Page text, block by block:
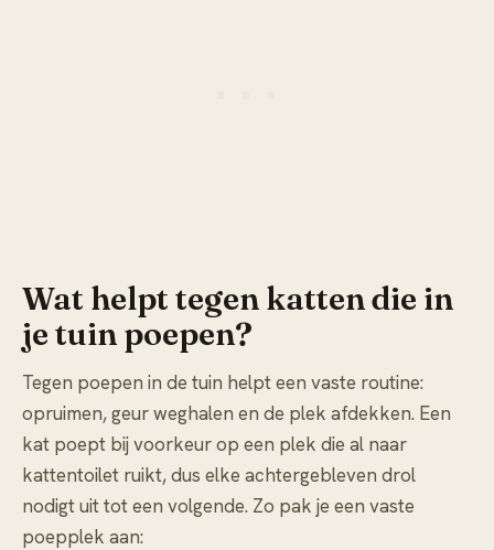
Wat helpt tegen katten die in
je tuin poepen?
Tegen poepen in de tuin helpt een vaste routine:
opruimen, geur weghalen en de plek afdekken. Een
kat poept bij voorkeur op een plek die al naar
kattentoilet ruikt, dus elke achtergebleven drol
nodigt uit tot een volgende. Zo pak je een vaste
poepplek aan: